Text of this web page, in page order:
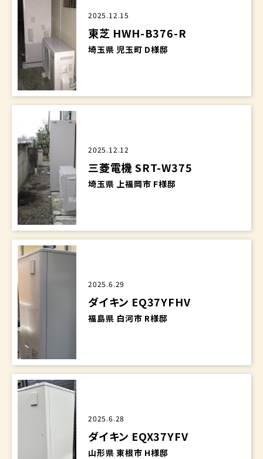
2025.12.15
東芝 HWH-B376-R
埼玉県 児玉町 D様邸
2025.12.12
三菱電機 SRT-W375
埼玉県 上福岡市 F様邸
2025.6.29
ダイキン EQ37YFHV
福島県 白河市 R様邸
2025.6.28
ダイキン EQX37YFV
山形県 東根市 H様邸